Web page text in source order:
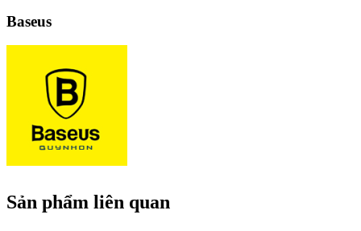
Baseus
Sản phẩm liên quan